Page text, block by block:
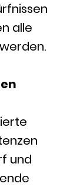
alle
und